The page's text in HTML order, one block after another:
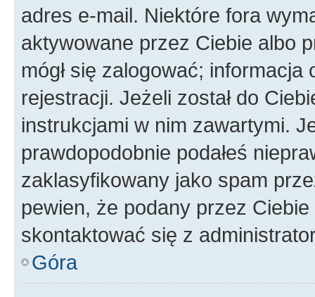
adres e-mail. Niektóre fora
aktywowane przez Ciebie albo
mógł się zalogować;
rejestracji. Jeżeli został do
instrukcjami w nim zawartymi.
prawdopodobnie podałeś
zaklasyfikowany jako spam
pewien, że podany przez
skontaktować się z
Góra